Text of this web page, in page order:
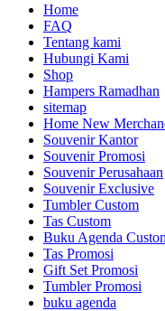
Home
FAQ
Tentang kami
Hubungi Kami
Shop
Hampers Ramadhan
sitemap
Home New
Souvenir Kantor
Souvenir Promosi
Souvenir Perusahaan
Souvenir Exclusive
Tumbler Custom
Tas Custom
Buku Agenda
Tas Promosi
Gift Set Promosi
Tumbler Promosi
buku agenda